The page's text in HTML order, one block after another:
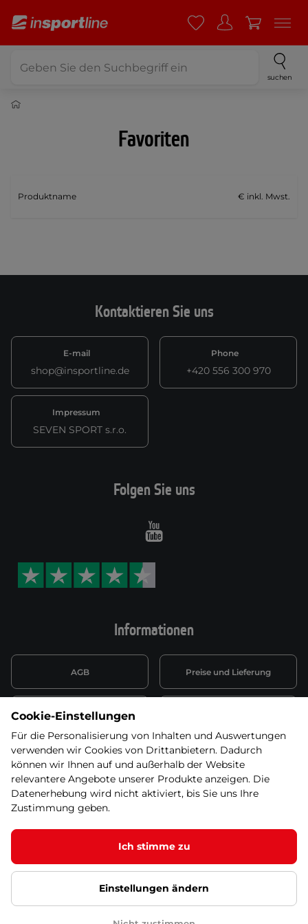
suchen
Favoriten
Produktname € inkl. Mwst.
Kontaktieren Sie uns
E-mail
shop@insportline.de
Phone
+420 556 300 970
Impressum
SEVEN SPORT s.r.o.
Informationen
AGB Preise und Lieferung
Datenschutzerklärung
Wiederufsbelehrung mit Link
zum Formular
Batterieentsorgung
Informationen zu Elektro-
und Elektonikgeräten
Widerruf erklären
Folgen Sie uns
Youtube
© 2026 SEVEN SPORT s.r.o Alle Rechte vorbehalten1
Datenschutzgrundsätze Google Datenschutz Google
Partnerseiten Cookie-Einstellungen
Cookie-Einstellungen
Für die Personalisierung von Inhalten und Auswertungen
verwenden wir Cookies von Drittanbietern. Dadurch
können wir Ihnen auf und außerhalb der Website
relevantere Angebote unserer Produkte anzeigen. Die
Datenerhebung wird nicht aktiviert, bis Sie uns Ihre
Zustimmung geben.
Ich stimme zu
Einstellungen ändern